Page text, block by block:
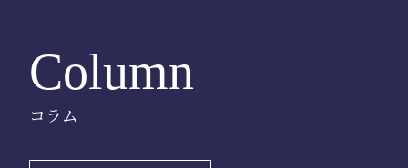
Column
コラム